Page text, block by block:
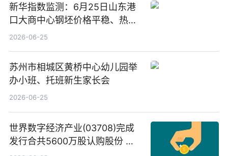
新华指数监测：6月25日山东港
口大商中心钢坯价格平稳、热轧
C料价格微幅下跌
2026-06-25
苏州市相城区黄桥中心幼儿园举
办小班、托班新生家长会
2026-06-25
世界数字经济产业(03708)完成
发行合共5600万股认购股份 净